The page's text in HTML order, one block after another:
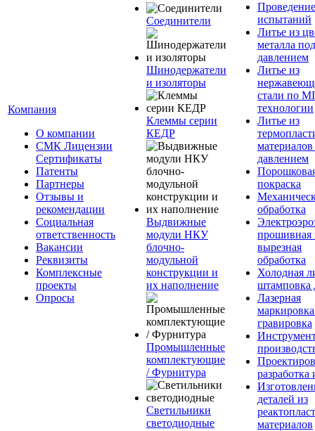
Компания
О компании
СМК Лицензии
Сертификаты
Патенты
Партнеры
Отзывы и
рекомендации
Социальная
ответственность
Вакансии
Реквизиты
Комплексные
проекты
Опросы
Соединители
Шинодержатели
и изоляторы
Клеммы серии
КЕДР
Выдвижные
модули НКУ
блочно-
модульной
конструкции и
их наполнение
Промышленные
комплектующие
/ Фурнитура
Светильники
светодиодные
Проведение
испытаний
Литье из
металла под
давлением
Литье из
стали по
технологии
Литье из
давлением
покраска
обработка
прошивная
вырезная
обработка
Холодная
штамповка
Лазерная
гравировка
разработка
деталей из
материалов